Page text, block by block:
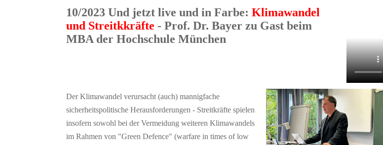
10/2023 Und jetzt live und in Farbe:Klimawandel
und Streitkkräfte - Prof. Dr. Bayer zu Gast beim
MBA der Hochschule München
Der Klimawandel verursacht (auch) mannigfache
sicherheitspolitische Herausforderungen - Streitkräfte spielen
insofern sowohl bei der Vermeidung weiteren Klimawandels
im Rahmen von "Green Defence" (warfare in times of low